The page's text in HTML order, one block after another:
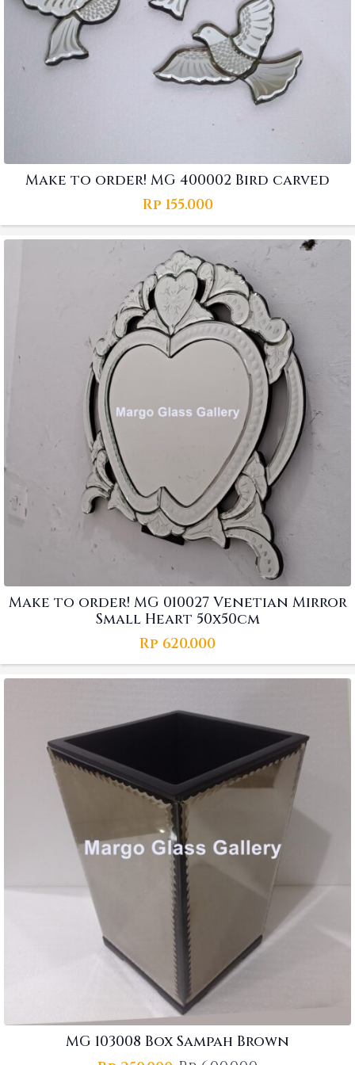
Make to order! MG 400002 Bird carved
Rp 155.000
Make to order! MG 010027 Venetian Mirror
Small Heart 50x50cm
Rp 620.000
MG 103008 Box Sampah Brown